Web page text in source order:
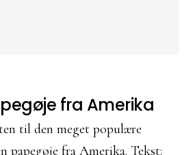
fra Amerika
til den meget populære
papegøje fra Amerika. Tekst: